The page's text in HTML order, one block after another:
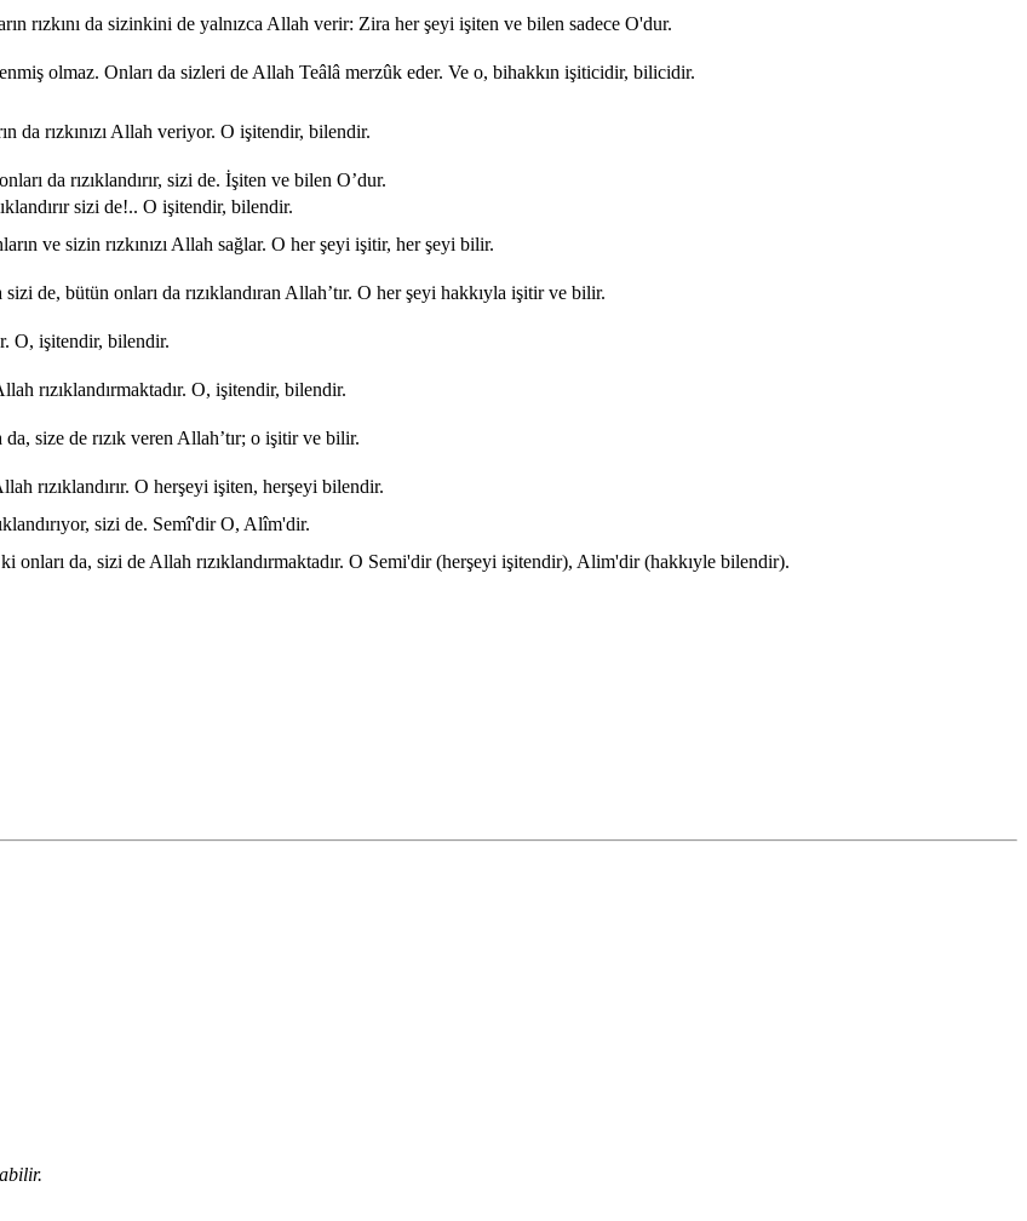
rızkını da sizinkini de yalnızca Allah verir: Zira her şeyi işiten ve bilen sadece O'dur.
olmaz. Onları da sizleri de Allah Teâlâ merzûk eder. Ve o, bihakkın işiticidir, bilicidir.
da rızkınızı Allah veriyor. O işitendir, bilendir.
da rızıklandırır, sizi de. İşiten ve bilen O’dur.
sizi de!.. O işitendir, bilendir.
ve sizin rızkınızı Allah sağlar. O her şeyi işitir, her şeyi bilir.
de, bütün onları da rızıklandıran Allah’tır. O her şeyi hakkıyla işitir ve bilir.
O, işitendir, bilendir.
rızıklandırmaktadır. O, işitendir, bilendir.
size de rızık veren Allah’tır; o işitir ve bilir.
rızıklandırır. O herşeyi işiten, herşeyi bilendir.
sizi de. Semî'dir O, Alîm'dir.
onları da, sizi de Allah rızıklandırmaktadır. O Semi'dir (herşeyi işitendir), Alim'dir (hakkıyle bilendir).